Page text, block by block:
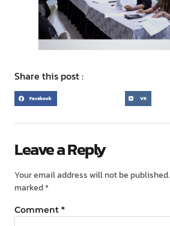
Share this post :
Facebook VK
Leave a Reply
Your email address will not be published.
marked*
Comment *